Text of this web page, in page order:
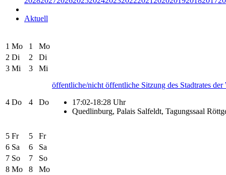
Aktuell
1 Mo 1
Mo
2 Di 2
Di
3 Mi 3 Mi
4 Do 4 Do
öffentliche/nicht öffentliche Sitzung des Stadtrates
17:02-18:28 Uhr
Quedlinburg, Palais Salfeldt, Tagungssaal
5 Fr 5
Fr
6 Sa 6
Sa
7 So 7
So
8 Mo 8
Mo